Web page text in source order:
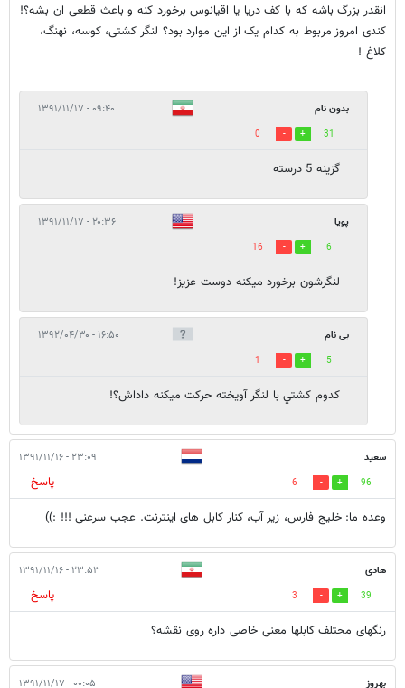
انقدر بزرگ باشه که با کف دریا یا اقیانوس برخورد کنه و باعث قطعی ان بشه؟!
کندی امروز مربوط به کدام یک از این موارد بود؟ لنگر کشتی، کوسه، نهنگ،
کلاغ !
بدون نام ۰۹:۴۰ - ۱۳۹۱/۱۱/۱۷
31
0
گزینه 5 درسته
پویا ۲۰:۳۶ - ۱۳۹۱/۱۱/۱۷
6
16
لنگرشون برخورد میکنه دوست عزیز!
بی نام ۱۶:۵۰ - ۱۳۹۲/۰۴/۳۰
5
1
كدوم كشتي با لنگر آويخته حركت ميكنه داداش؟!
سعید ۲۳:۰۹ - ۱۳۹۱/۱۱/۱۶
96
6
پاسخ
وعده ما: خلیج فارس، زیر آب، کنار کابل های اینترنت. عجب سرعنی !!! :))
هادی ۲۳:۵۳ - ۱۳۹۱/۱۱/۱۶
39
3
پاسخ
رنگهای محتلف کابلها معنی خاصی داره روی نقشه؟
بهروز ۰۰:۰۵ - ۱۳۹۱/۱۱/۱۷